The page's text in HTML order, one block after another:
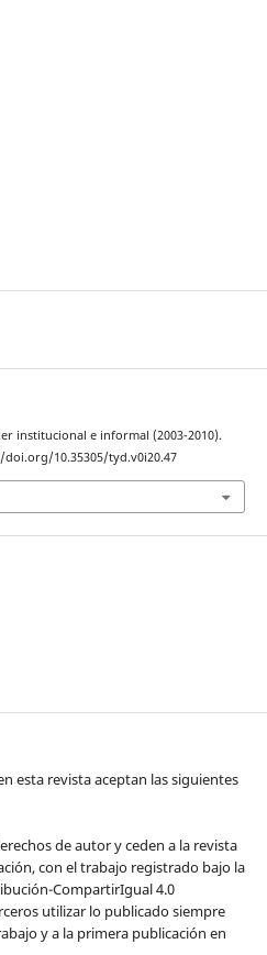
institucional e informal (2003-2010).
doi.org/10.35305/tyd.v0i20.47
esta revista aceptan las siguientes
de autor y ceden a la revista
con el trabajo registrado bajo la
CompartirIgual 4.0
utilizar lo publicado siempre
y a la primera publicación en